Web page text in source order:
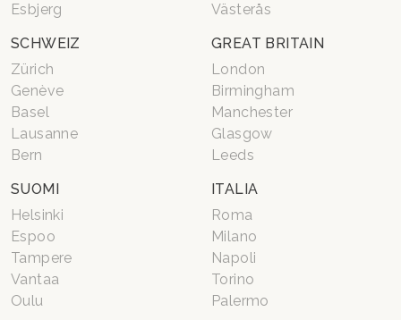
Esbjerg
Västerås
SCHWEIZ
Zürich
Genève
Basel
Lausanne
Bern
GREAT BRITAIN
London
Birmingham
Manchester
Glasgow
Leeds
SUOMI
Helsinki
Espoo
Tampere
Vantaa
Oulu
ITALIA
Roma
Milano
Napoli
Torino
Palermo